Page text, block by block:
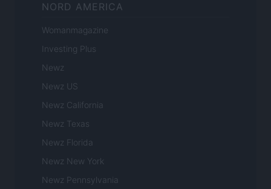
NORD AMERICA
Womanmagazine
Investing Plus
Newz
Newz US
Newz California
Newz Texas
Newz Florida
Newz New York
Newz Pennsylvania